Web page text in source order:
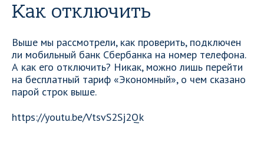
Как отключить
Выше мы рассмотрели, как проверить, подключен
ли мобильный банк Сбербанка на номер телефона.
А как его отключить? Никак, можно лишь перейти
на бесплатный тариф «Экономный», о чем сказано
парой строк выше.
https://youtu.be/VtsvS2Sj2Qk